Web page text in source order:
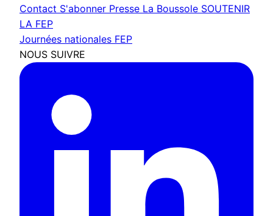
Contact S'abonner Presse La Boussole SOUTENIR
LA FEP
Journées nationales FEP
NOUS SUIVRE